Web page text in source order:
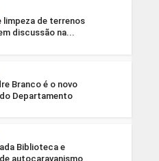
limpeza de terrenos
discussão na...
Branco é o novo
Departamento
Biblioteca e
autocaravanismo